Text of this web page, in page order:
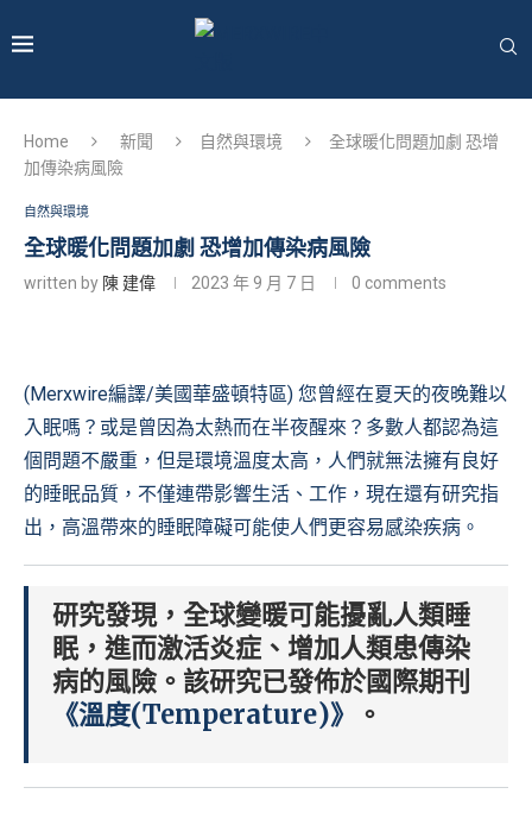
Home 新聞 自然與環境
全球暖化問題加劇 恐增
加傳染病風險
自然與環境
全球暖化問題加劇 恐增加傳染病風險
written by 陳 建偉 2023 年 9 月 7 日 0 comments
(Merxwire編譯/美國華盛頓特區) 您曾經在夏天的夜晚難以
入眠嗎？或是曾因為太熱而在半夜醒來？多數人都認為這
個問題不嚴重，但是環境溫度太高，人們就無法擁有良好
的睡眠品質，不僅連帶影響生活、工作，現在還有研究指
出，高溫帶來的睡眠障礙可能使人們更容易感染疾病。
研究發現，全球變暖可能擾亂人類睡
眠，進而激活炎症、增加人類患傳染
病的風險。該研究已發佈於國際期刊
《溫度(Temperature)》
。